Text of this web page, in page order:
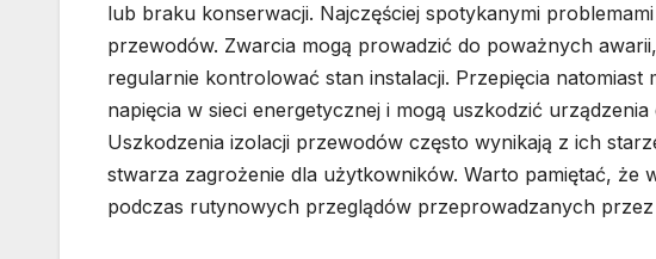
lub braku konserwacji. Najczęściej spotykanymi
przewodów. Zwarcia mogą prowadzić do poważnych
regularnie kontrolować stan instalacji. Przepięcia natomiast
napięcia w sieci energetycznej i mogą uszkodzić
Uszkodzenia izolacji przewodów często wynikają z ich
stwarza zagrożenie dla użytkowników. Warto pamiętać,
podczas rutynowych przeglądów przeprowadzanych